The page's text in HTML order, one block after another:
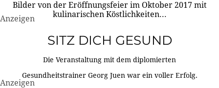
Bilder von der Eröffnungsfeier im Oktober 2017 mit
kulinarischen Köstlichkeiten...
Anzeigen
SITZ DICH GESUND
Die Veranstaltung mit dem diplomierten
Gesundheitstrainer Georg Juen war ein voller Erfolg.
Anzeigen